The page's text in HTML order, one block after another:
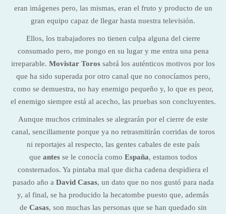
eran imágenes pero, las mismas, eran el fruto y producto de un
gran equipo capaz de llegar hasta nuestra televisión.
Ellos, los trabajadores no tienen culpa alguna del cierre
consumado pero, me pongo en su lugar y me entra una pena
irreparable. Movistar Toros sabrá los auténticos motivos por los
que ha sido superada por otro canal que no conocíamos pero,
como se demuestra, no hay enemigo pequeño y, lo que es peor,
el enemigo siempre está al acecho, las pruebas son concluyentes.
Aunque muchos criminales se alegrarán por el cierre de este
canal, sencillamente porque ya no retrasmitirán corridas de toros
ni reportajes al respecto, las gentes cabales de este país
que antesse le conocía como España, estamos todos
consternados. Ya pintaba mal que dicha cadena despidiera el
pasado año a David Casas, un dato que no nos gustó para nada
y, al final, se ha producido la hecatombe puesto que, además
de Casas, son muchas las personas que se han quedado sin